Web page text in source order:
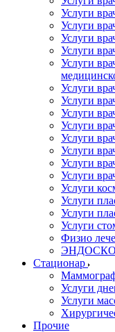
Услуги
Услуги
Услуги
Услуги
Услуги
Услуги
Услуги
Услуги
Услуги
Услуги
Услуги
Услуги
Услуги
Услуги
Услуги
Услуги
Услуги
Физио
Стационар
Услуги
Услуги
Прочие